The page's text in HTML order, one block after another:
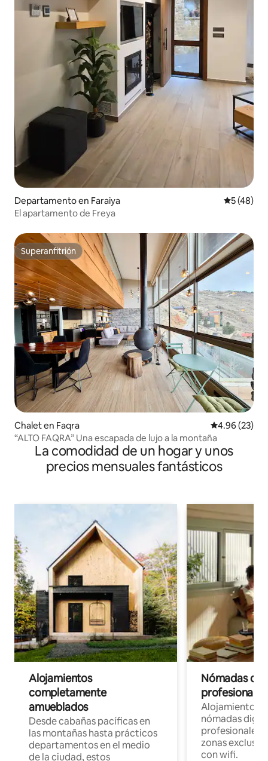
Departamento en Faraiya
5 (48)
El apartamento de Freya
Superanfitrión
Superanfitrión
Chalet en Faqra Calificación
4.96 (23)
“ALTO FAQRA” Una escapada de lujo a la montaña
La comodidad de un hogar y unos
precios mensuales fantásticos
Alojamientos
completamente
amueblados
Desde cabañas pacíficas en
las montañas hasta prácticos
departamentos en el medio
de la ciudad, estos
Nómadas
Alojamientos
nómadas
profesionales
zonas
con wifi.